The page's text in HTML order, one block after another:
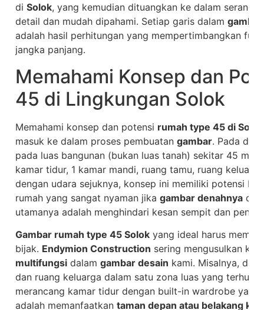
di Solok, yang kemudian dituangkan ke dalam
detail dan mudah dipahami. Setiap garis dalam
adalah hasil perhitungan yang mempertimbangkan
jangka panjang.
Memahami Konsep dan
45 di Lingkungan Solok
Memahami konsep dan potensi rumah type 45 di Solok
masuk ke dalam proses pembuatan gambar. Pada
pada luas bangunan (bukan luas tanah) sekitar 45 m²,
kamar tidur, 1 kamar mandi, ruang tamu, ruang
dengan udara sejuknya, konsep ini memiliki potensi
rumah yang sangat nyaman jika gambar denahnya
utamanya adalah menghindari kesan sempit dan
Gambar rumah type 45 Solok yang ideal harus
bijak. Endymion Construction sering mengusulkan
multifungsi dalam gambar desain kami. Misalnya,
dan ruang keluarga dalam satu zona luas yang
merancang kamar tidur dengan built-in wardrobe yang
adalah memanfaatkan taman depan atau belakang